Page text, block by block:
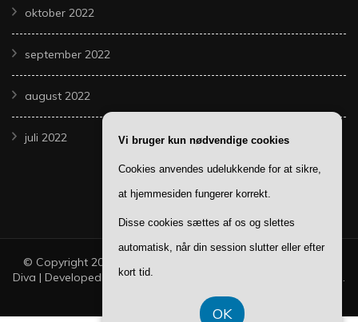
oktober 2022
september 2022
august 2022
juli 2022
© Copyright 2026
Diva | Developed ByBlossom Themes
.
Vi bruger kun nødvendige cookies
Cookies anvendes udelukkende for at sikre,
at hjemmesiden fungerer korrekt.
Disse cookies sættes af os og slettes
automatisk, når din session slutter eller efter
kort tid.
OK